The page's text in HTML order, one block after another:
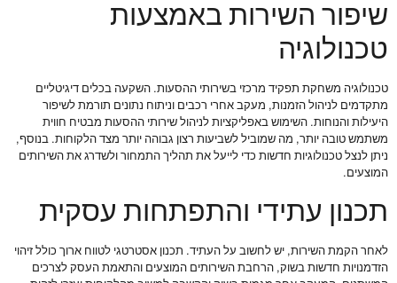
שיפור השירות באמצעות
טכנולוגיה
טכנולוגיה משחקת תפקיד מרכזי בשירותי ההסעות. השקעה בכלים דיגיטליים
מתקדמים לניהול הזמנות, מעקב אחרי רכבים וניתוח נתונים תורמת לשיפור
היעילות והנוחות. השימוש באפליקציות לניהול שירותי ההסעות מבטיח חווית
משתמש טובה יותר, מה שמוביל לשביעות רצון גבוהה יותר מצד הלקוחות. בנוסף,
ניתן לנצל טכנולוגיות חדשות כדי לייעל את תהליך התמחור ולשדרג את השירותים
המוצעים.
תכנון עתידי והתפתחות עסקית
לאחר הקמת השירות, יש לחשוב על העתיד. תכנון אסטרטגי לטווח ארוך כולל זיהוי
הזדמנויות חדשות בשוק, הרחבת השירותים המוצעים והתאמת העסק לצרכים